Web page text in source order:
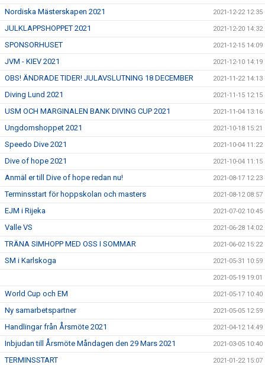
Nordiska Mästerskapen 2021 2021-12-22 12:35
JULKLAPPSHOPPET 2021 2021-12-20 14:32
SPONSORHUSET 2021-12-15 14:09
JVM - KIEV 2021 2021-12-10 14:19
OBS! ÄNDRADE TIDER! JULAVSLUTNING 18 DECEMBER 2021-11-22 14:13
Diving Lund 2021 2021-11-15 12:15
USM OCH MARGINALEN BANK DIVING CUP 2021 2021-11-04 13:16
Ungdomshoppet 2021 2021-10-18 15:21
Speedo Dive 2021 2021-10-04 11:22
Dive of hope 2021 2021-10-04 11:15
Anmäl er till Dive of hope redan nu! 2021-08-17 12:23
Terminsstart för hoppskolan och masters 2021-08-12 08:57
EJM i Rijeka 2021-07-02 10:45
Valle VS 2021-06-28 14:02
TRÄNA SIMHOPP MED OSS I SOMMAR 2021-06-02 15:22
SM i Karlskoga 2021-05-31 10:59
2021-05-19 19:01
World Cup och EM 2021-05-17 10:40
Ny samarbetspartner 2021-05-05 12:59
Handlingar från Årsmöte 2021 2021-04-12 14:49
Inbjudan till Årsmöte Måndagen den 29 Mars 2021 2021-03-05 10:40
TERMINSSTART 2021-01-22 15:07